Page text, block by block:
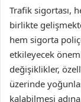
Trafik sigortası,
birlikte
hem sigorta
etkileyecek
değişiklikler,
üzerinde
kalabilmesi